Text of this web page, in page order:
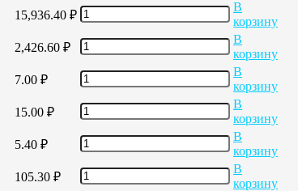
15,936.40 ₽
В
корзину
2,426.60 ₽
В
корзину
7.00 ₽
В
корзину
15.00 ₽
В
корзину
5.40 ₽
В
корзину
105.30 ₽
В
корзину